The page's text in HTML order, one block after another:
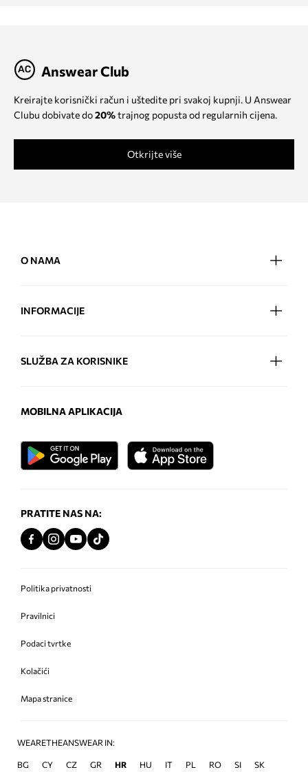
Answear Club
Kreirajte korisnički račun i uštedite pri svakoj kupnji. U Answear
Clubu dobivate do20%trajnog popusta od regularnih cijena.
Otkrijte više
O NAMA
INFORMACIJE
SLUŽBA ZA KORISNIKE
MOBILNA APLIKACIJA
PRATITE NAS NA:
Politika privatnosti
Pravilnici
Podaci tvrtke
Kolačići
Mapa stranice
WEARETHEANSWEAR IN:
BG CY CZ GR HR HU IT PL RO SI SK